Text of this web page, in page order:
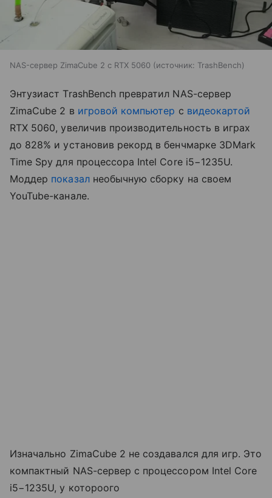
NAS-сервер ZimaCube 2 с RTX 5060 источник: TrashBench
Энтузиаст TrashBench превратил NAS-сервер
ZimaCube 2 в игровой компьютер с видеокартой
RTX 5060, увеличив производительность в играх
до 828% и установив рекорд в бенчмарке 3DMark
Time Spy для процессора Intel Core i5−1235U.
Моддер показалнеобычную сборку на своем
YouTube-канале.
Изначально ZimaCube 2 не создавался для игр. Это
компактный NAS-сервер с процессором Intel Core
i5−1235U, у котороого